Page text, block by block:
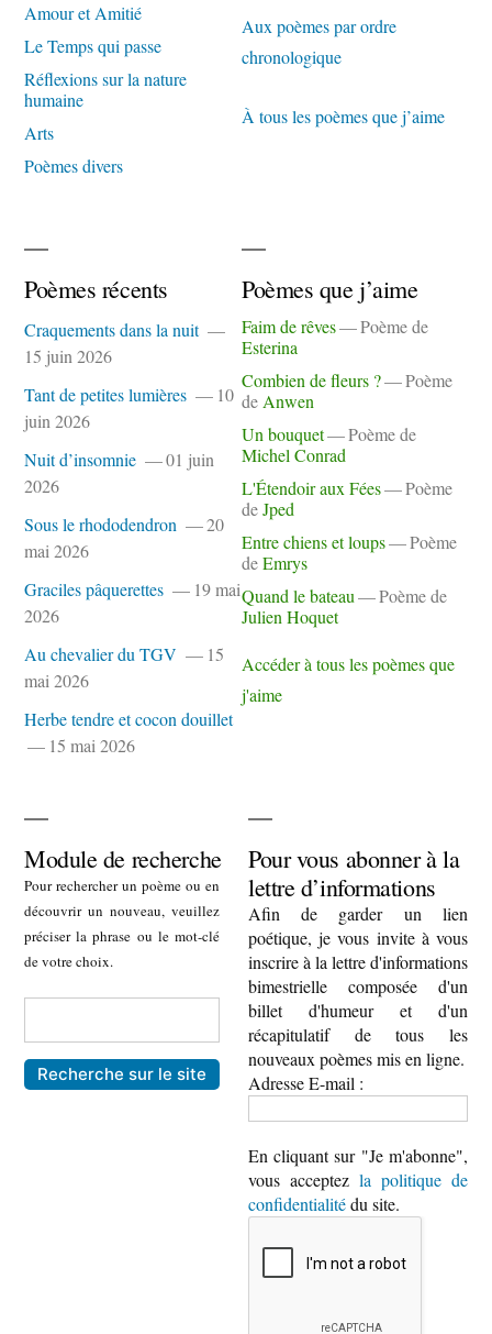
Amour et Amitié
Le Temps qui passe
Réflexions sur la nature
humaine
Arts
Poèmes divers
Aux poèmes par ordre
chronologique
À tous les poèmes que j’aime
Poèmes récents
Craquements dans la nuit
15 juin 2026
Tant de petites lumières
10
juin 2026
Nuit d’insomnie
01 juin
2026
Sous le rhododendron
20
mai 2026
Graciles pâquerettes
19 mai
2026
Au chevalier du TGV
15
mai 2026
Herbe tendre et cocon douillet
15 mai 2026
Poèmes que j’aime
Faim de rêves
Poème de
Esterina
Combien de fleurs ?
Poème
deAnwen
Un bouquet
Poème de
Michel Conrad
L'Étendoir aux Fées
Poème
deJped
Entre chiens et loups
Poème
deEmrys
Quand le bateau
Poème de
Julien Hoquet
Accéder à tous les poèmes que
j'aime
Module de recherche
Pour rechercher un poème ou en
découvrir un nouveau, veuillez
préciser la phrase ou le mot-clé
de votre choix.
Pour vous abonner à la
lettre d’informations
Afin de garder un lien
poétique, je vous invite à vous
inscrire à la lettre d'informations
bimestrielle composée d'un
billet d'humeur et d'un
récapitulatif de tous les
nouveaux poèmes mis en ligne.
Adresse E-mail :
En cliquant sur "Je m'abonne",
vous acceptez la politique de
confidentialitédu site.